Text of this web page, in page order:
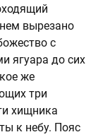
вырезано
с
ягуара до сих
же
три
хищника
к небу. Пояс